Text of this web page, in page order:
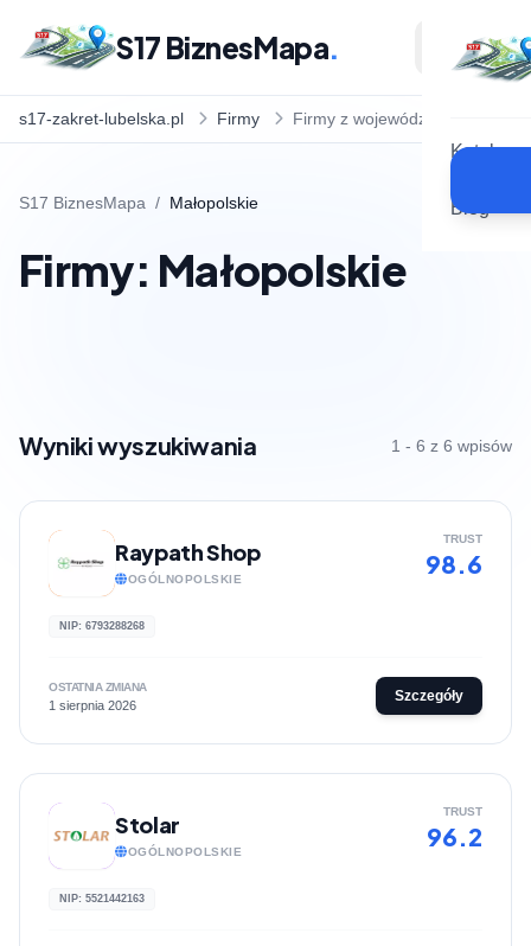
S17 BiznesMapa.
Katalog
Blog
s17-zakret-lubelska.pl Firmy Firmy z województwa
S17 BiznesMapa / Małopolskie
Firmy: Małopolskie
Wyniki wyszukiwania 1 - 6 z 6 wpisów
Raypath Shop
OGÓLNOPOLSKIE
TRUST
98.6
NIP: 6793288268
OSTATNIA ZMIANA
1 sierpnia 2026
Szczegóły
Stolar
OGÓLNOPOLSKIE
TRUST
96.2
NIP: 5521442163